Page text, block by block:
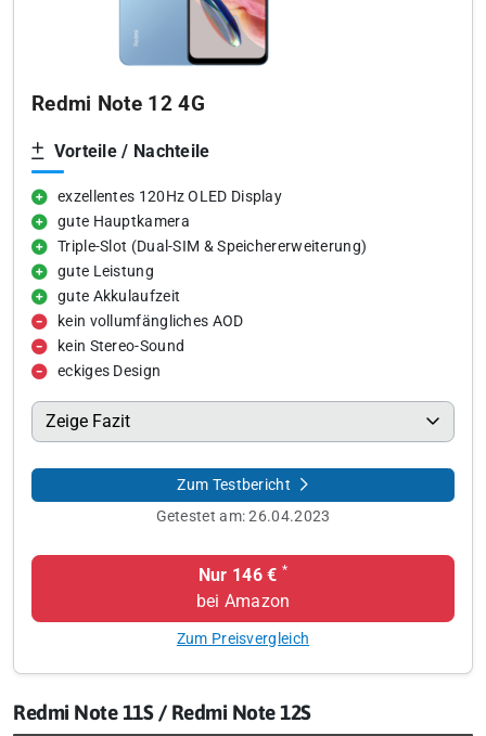
Redmi Note 12 4G
Vorteile / Nachteile
exzellentes 120Hz OLED Display
gute Hauptkamera
Triple-Slot (Dual-SIM & Speichererweiterung)
gute Leistung
gute Akkulaufzeit
kein vollumfängliches AOD
kein Stereo-Sound
eckiges Design
Zeige Fazit
Zum Testbericht
Getestet am:26.04.2023
Nur 146 € *
bei Amazon
Zum Preisvergleich
Redmi Note 11S / Redmi Note 12S